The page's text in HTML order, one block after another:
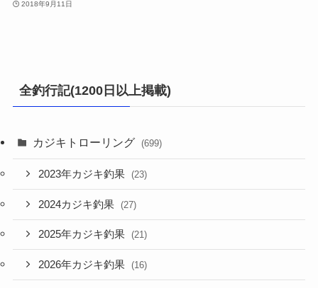
2018年9月11日
全釣行記(1200日以上掲載)
カジキトローリング (699)
2023年カジキ釣果 (23)
2024カジキ釣果 (27)
2025年カジキ釣果 (21)
2026年カジキ釣果 (16)